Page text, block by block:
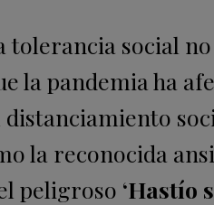
social
la pandemia ha
la reconocida
peligroso ‘Hastío